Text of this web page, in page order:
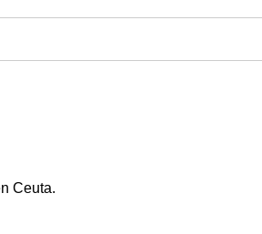
Ceuta.